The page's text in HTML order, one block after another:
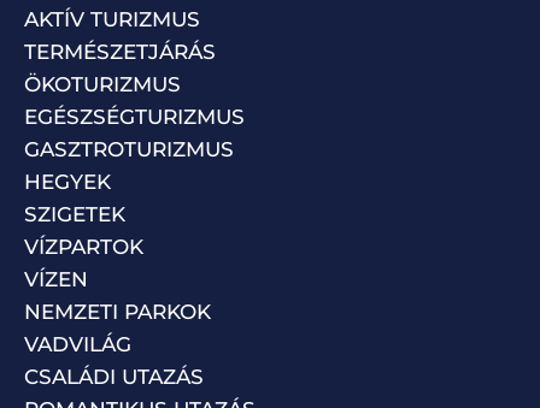
AKTÍV TURIZMUS
TERMÉSZETJÁRÁS
ÖKOTURIZMUS
EGÉSZSÉGTURIZMUS
GASZTROTURIZMUS
HEGYEK
SZIGETEK
VÍZPARTOK
VÍZEN
NEMZETI PARKOK
VADVILÁG
CSALÁDI UTAZÁS